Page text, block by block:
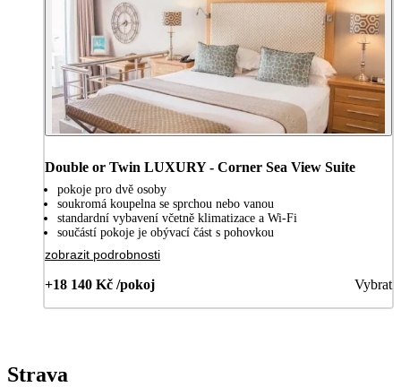
Double or Twin LUXURY - Corner Sea View Suite
pokoje pro dvě osoby
soukromá koupelna se sprchou nebo vanou
standardní vybavení včetně klimatizace a Wi-Fi
součástí pokoje je obývací část s pohovkou
zobrazit podrobnosti
+18 140 Kč /pokoj Vybrat
Strava